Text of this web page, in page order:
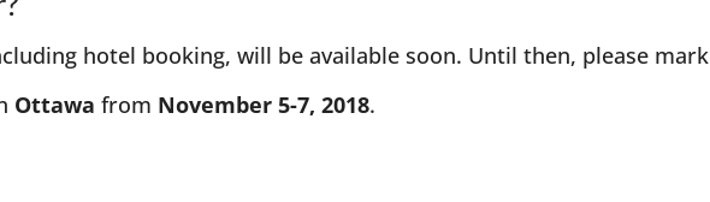
hotel booking, will be available soon. Until then, please mark
Ottawafrom November 5-7, 2018.